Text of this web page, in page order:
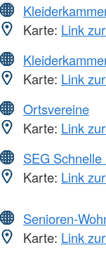
Karte: Link
Karte: Link
Ortsvereine
Karte: Link
SEG
Karte: Link
Senioren-
Karte: Link